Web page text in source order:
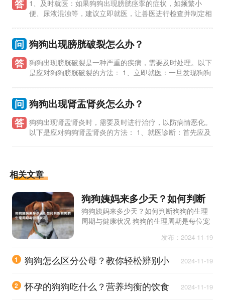
答 1、及时就医：如果狗狗出现膀胱痉挛的症状，如频繁小
便、尿液混浊等，建议立即就医，让兽医进行检查并制定相
问 狗狗出现膀胱破裂怎么办？
答 狗狗出现膀胱破裂是一种严重的疾病，需要及时处理。以下
是应对狗狗膀胱破裂的方法： 1、立即就医：一旦发现狗狗
问 狗狗出现肾盂肾炎怎么办？
答 狗狗出现肾盂肾炎时，需要及时进行治疗，以防病情恶化。
以下是应对狗狗肾盂肾炎的方法： 1、就医诊断：首先应及
相关文章
狗狗姨妈来多少天？如何判断
狗狗的生理周期与健康状况
狗狗姨妈来多少天？如何判断狗狗的生理
周期与健康状况 狗狗的生理周期是每位宠
来多少天？这是许多新主人常常困惑的问
发布：2024-11-19
1
狗狗怎么区分公母？教你轻松辨别小
2024-11-19
2
怀孕的狗狗吃什么？营养均衡的饮食
2024-11-19